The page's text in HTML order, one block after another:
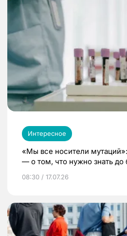
Интересное
«Мы все носители
— о том, что нужно знать до
08:30 / 17.07.26